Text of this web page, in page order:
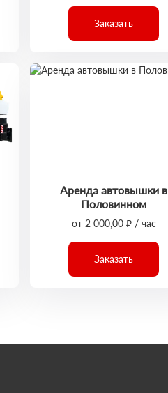
Заказать
Аренда автовышки в
Половинном
от 2 000,00 ₽ / час
Заказать